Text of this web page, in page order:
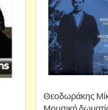
Θεοδωράκης